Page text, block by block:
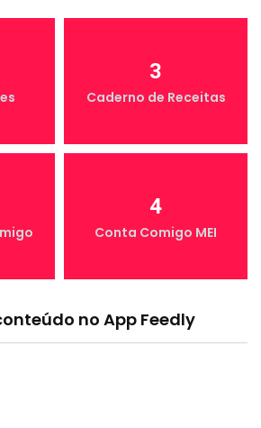
3
Caderno de Receitas
4
Conta Comigo MEI
no App Feedly